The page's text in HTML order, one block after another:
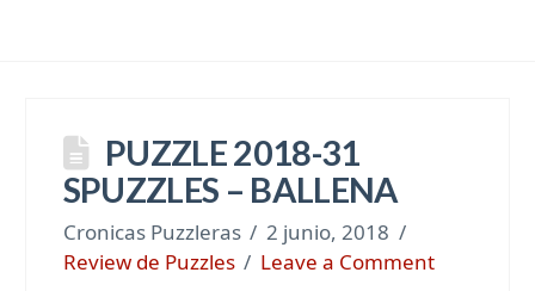
PUZZLE 2018-31
SPUZZLES – BALLENA
Cronicas Puzzleras
2 junio, 2018
Review de Puzzles
Leave a Comment